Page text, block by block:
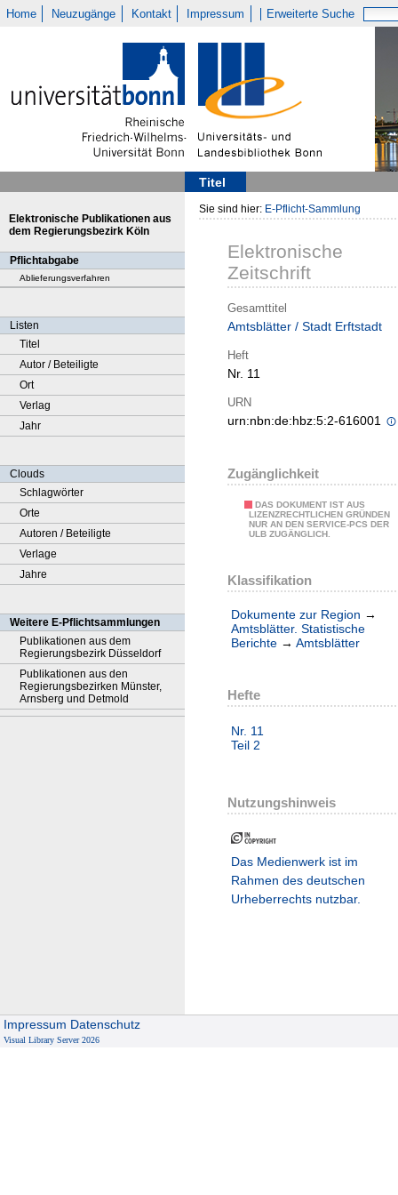
Home Neuzugänge Kontakt Impressum Erweiterte Suche
Titel
Elektronische Publikationen aus
dem Regierungsbezirk Köln
Pflichtabgabe
Ablieferungsverfahren
Listen
Titel
Autor / Beteiligte
Ort
Verlag
Jahr
Clouds
Schlagwörter
Orte
Autoren / Beteiligte
Verlage
Jahre
Weitere E-Pflichtsammlungen
Publikationen aus dem
Regierungsbezirk Düsseldorf
Publikationen aus den
Regierungsbezirken Münster,
Arnsberg und Detmold
Sie sind hier: E-Pflicht-Sammlung
Elektronische
Zeitschrift
Gesamttitel
Amtsblätter / Stadt Erftstadt
Heft
Nr. 11
URN
urn:nbn:de:hbz:5:2-616001
Zugänglichkeit
DAS DOKUMENT IST AUS
LIZENZRECHTLICHEN GRÜNDEN
NUR AN DEN SERVICE-PCS DER
ULB ZUGÄNGLICH.
Klassifikation
Dokumente zur Region →
Amtsblätter. Statistische
Berichte → Amtsblätter
Hefte
Nr. 11
Teil 2
Nutzungshinweis
Das Medienwerk ist im
Rahmen des deutschen
Urheberrechts nutzbar.
Impressum Datenschutz
Visual Library Server 2026